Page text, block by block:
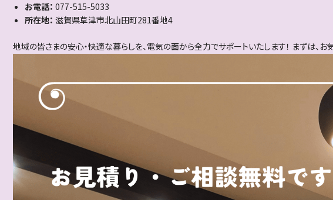
お電話： 077-515-5033
所在地： 滋賀県草津市北山田町281番地4
地域の皆さまの安心・快適な暮らしを、電気の面から全力でサポートいたします！ まずは、お